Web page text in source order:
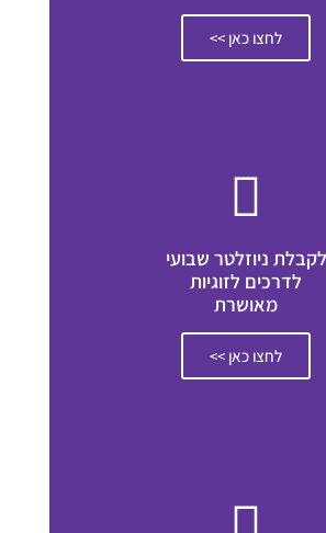
לחצו כאן >>
לקבלת ניוזלטר שבועי
לדרכים לזוגיות
מאושרת
לחצו כאן >>